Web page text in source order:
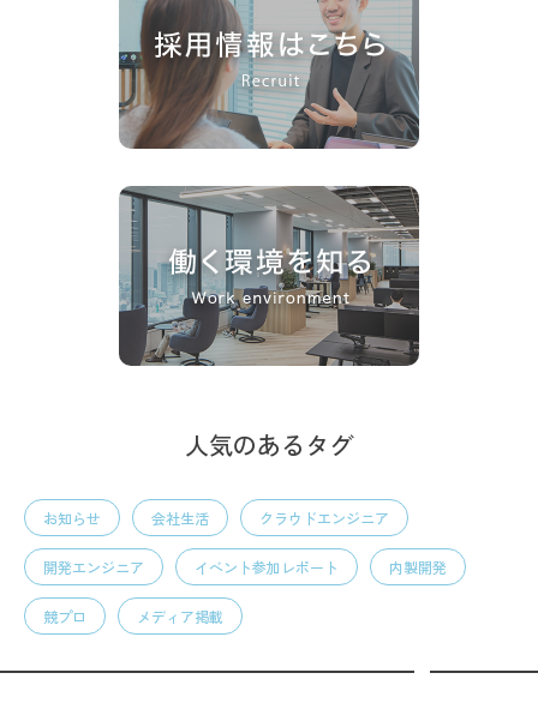
人気のあるタグ
お知らせ 会社生活 クラウドエンジニア
開発エンジニア イベント参加レポート 内製開発
競プロ メディア掲載